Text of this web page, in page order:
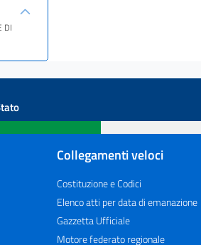
DI
Collegamenti veloci
Costituzione e Codici
Elenco atti per data di emanazione
Gazzetta Ufficiale
Motore federato regionale